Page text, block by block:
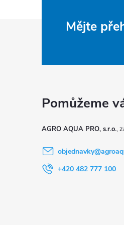
Mějte
AGRO AQUA PRO, s.r.o.
objednavky@
+420 482 777 100